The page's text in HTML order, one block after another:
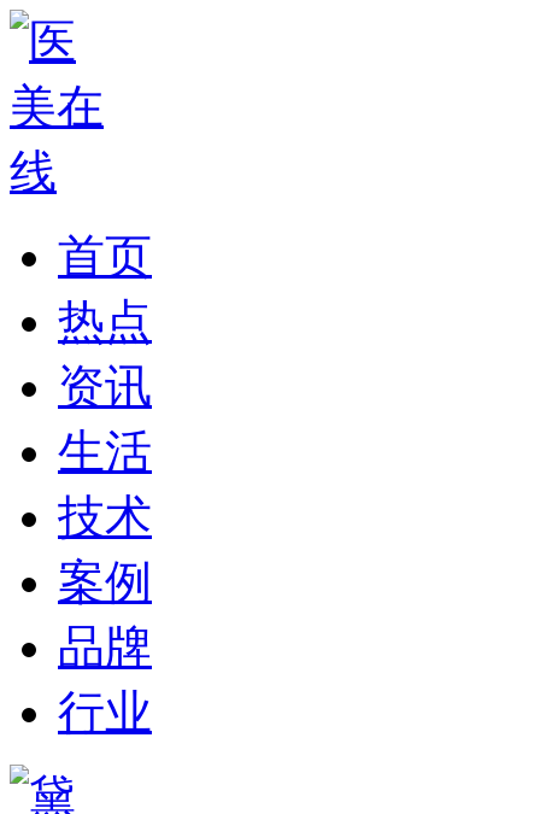
首页
热点
资讯
生活
技术
案例
品牌
行业